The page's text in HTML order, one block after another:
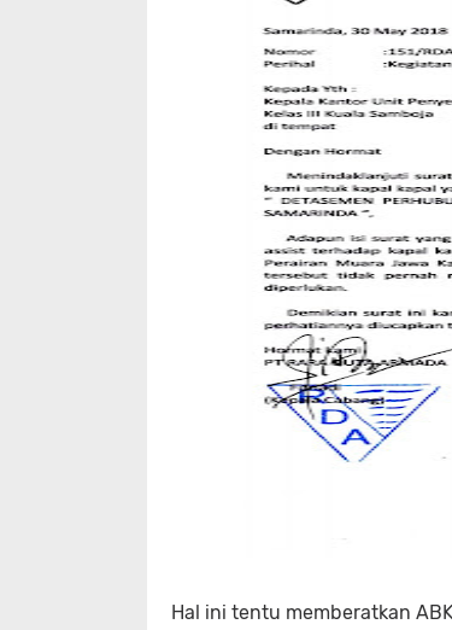
Hal ini tentu memberatkan